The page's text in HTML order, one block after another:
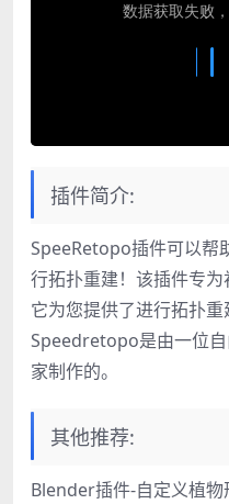
插件简介:
SpeeRetopo插件可以帮
行拓扑重建！该插件专为
它为您提供了进行拓扑重
Speedretopo是由一位
家制作的。
其他推荐:
Blender插件-自定义植